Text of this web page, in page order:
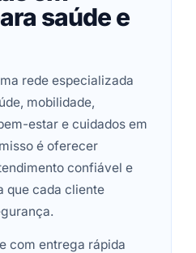
saúde e
rede especializada
mobilidade,
estar e cuidados em
é oferecer
confiável e
que cada cliente
com entrega rápida